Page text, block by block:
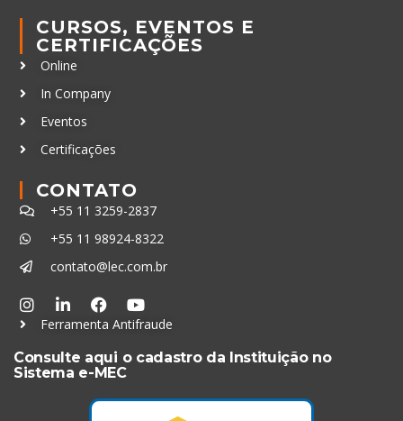
CURSOS, EVENTOS E
CERTIFICAÇÕES
Online
In Company
Eventos
Certificações
CONTATO
+55 11 3259-2837
+55 11 98924-8322
contato@lec.com.br
Ferramenta Antifraude
Consulte aqui o cadastro da Instituição no
Sistema e-MEC